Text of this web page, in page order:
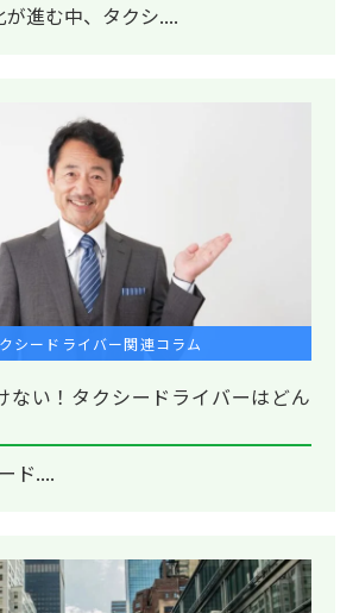
進む中、タクシ....
シードライバー関連コラム
ない！タクシードライバーはどん
ド....